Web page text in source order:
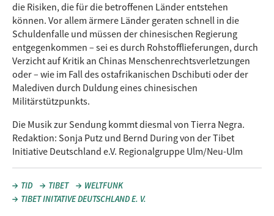
die Risiken, die für die betroffenen Länder entstehen
können. Vor allem ärmere Länder geraten schnell in die
Schuldenfalle und müssen der chinesischen Regierung
entgegenkommen – sei es durch Rohstofflieferungen, durch
Verzicht auf Kritik an Chinas Menschenrechtsverletzungen
oder – wie im Fall des ostafrikanischen Dschibuti oder der
Malediven durch Duldung eines chinesischen
Militärstützpunkts.
Die Musik zur Sendung kommt diesmal von Tierra Negra.
Redaktion: Sonja Putz und Bernd During von der Tibet
Initiative Deutschland e.V. Regionalgruppe Ulm/Neu-Ulm
TID TIBET
WELTFUNK
TIBET INITATIVE DEUTSCHLAND E. V.